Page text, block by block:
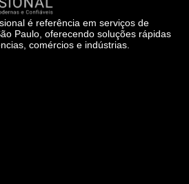
é referência em serviços de
Paulo, oferecendo soluções rápidas
comércios e indústrias.